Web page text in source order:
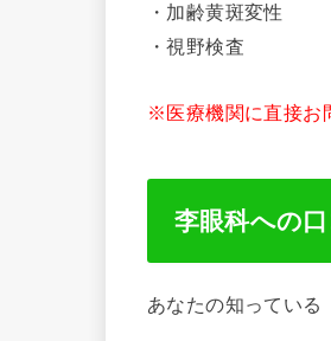
・加齢黄斑変性
・視野検査
※医療機関に直接お
李眼科への口
あなたの知っている